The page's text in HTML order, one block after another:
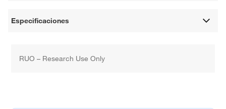
Especificaciones
RUO – Research Use Only